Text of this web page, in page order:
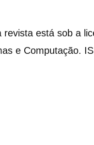
revista está sob a
e Computação.